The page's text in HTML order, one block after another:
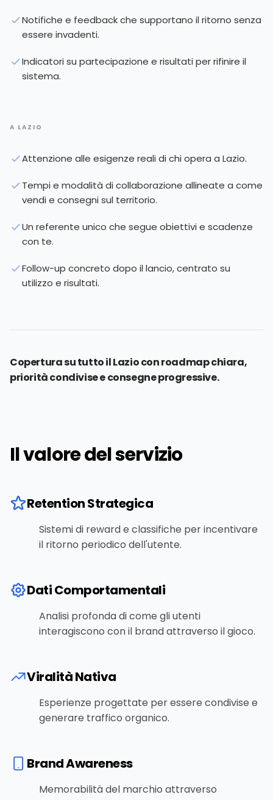
Notifiche e feedback che supportano il ritorno senza
essere invadenti.
Indicatori su partecipazione e risultati per rifinire il
sistema.
A LAZIO
Attenzione alle esigenze reali di chi opera a Lazio.
Tempi e modalità di collaborazione allineate a come
vendi e consegni sul territorio.
Un referente unico che segue obiettivi e scadenze
con te.
Follow-up concreto dopo il lancio, centrato su
utilizzo e risultati.
Copertura su tutto il Lazio con roadmap chiara,
priorità condivise e consegne progressive.
Il valore del servizio
Retention Strategica
Sistemi di reward e classifiche per incentivare
il ritorno periodico dell'utente.
Dati Comportamentali
Analisi profonda di come gli utenti
interagiscono con il brand attraverso il gioco.
Viralità Nativa
Esperienze progettate per essere condivise e
generare traffico organico.
Brand Awareness
Memorabilità del marchio attraverso